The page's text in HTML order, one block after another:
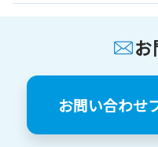
お
お問い合わせ